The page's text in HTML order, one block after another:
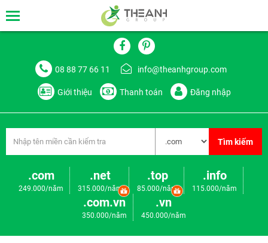
08 88 77 66 11 info@theanhgroup.com
Giới thiệu Thanh toán Đăng nhập
Tìm kiếm
.com
249.000/năm
.net
315.000/năm
.top
85.000/năm
.info
115.000/năm
.com.vn
350.000/năm
.vn
450.000/năm